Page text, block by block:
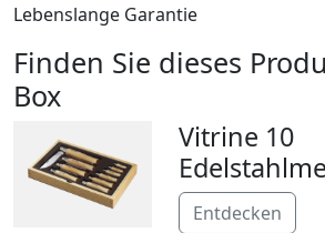
Lebenslange Garantie
Finden Sie dieses
Box
Vitrine 10
Entdecken